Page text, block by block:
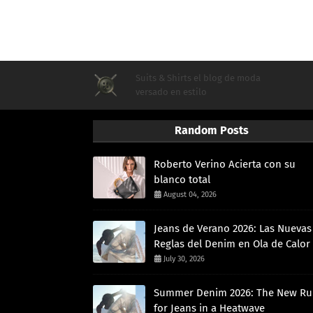
Suits & Shirts el blog de moda
versado en estilo
Random Posts
Roberto Verino Acierta con su
blanco total
August 04, 2026
Jeans de Verano 2026: Las Nuevas
Reglas del Denim en Ola de Calor
July 30, 2026
Summer Denim 2026: The New
for Jeans in a Heatwave